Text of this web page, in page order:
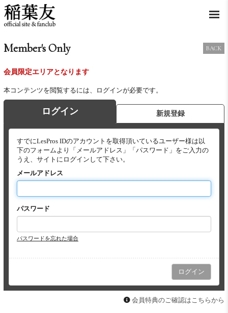
Member's Only BACK
会員限定エリアとなります
本コンテンツを閲覧するには、ログインが必要です。
ログイン 新規登録
すでにLesPros IDのアカウントを取得頂いているユーザー様は以
下のフォームより「メールアドレス」「パスワード」をご入力の
うえ、サイトにログインして下さい。
メールアドレス
パスワード
パスワードを忘れた場合
会員特典のご確認はこちらから